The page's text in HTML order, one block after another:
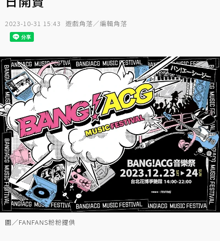
2023-10-31 15:43 遊戲角落／編輯角落
圖／FANFANS粉粉提供